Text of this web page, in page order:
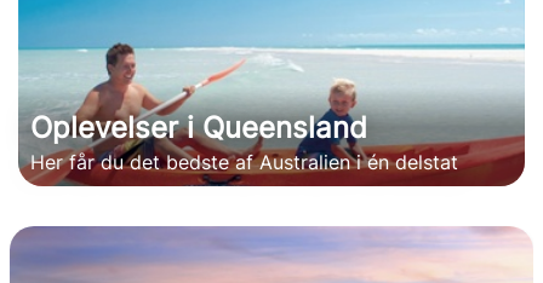
Oplevelser i Queensland
Her får du det bedste af Australien i én delstat